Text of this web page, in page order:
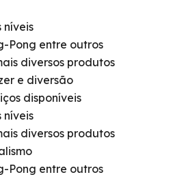
níveis
Pong entre outros
diversos produtos
e diversão
disponíveis
níveis
diversos produtos
Pong entre outros